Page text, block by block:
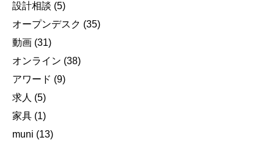
設計相談 (5)
オープンデスク (35)
動画 (31)
オンライン (38)
アワード (9)
求人 (5)
家具 (1)
muni (13)